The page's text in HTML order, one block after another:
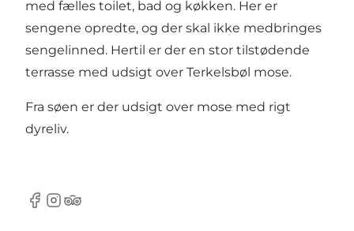
med fælles toilet, bad og køkken. Her er
sengene opredte, og der skal ikke medbringes
sengelinned. Hertil er der en stor tilstødende
terrasse med udsigt over Terkelsbøl mose.
Fra søen er der udsigt over mose med rigt
dyreliv.
Facebook
Instagram
TripAdvisor